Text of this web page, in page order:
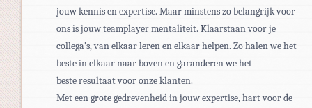
jouw kennis en expertise. Maar minstens zo belangrijk voor
ons is jouw teamplayer mentaliteit. Klaarstaan voor je
collega’s, van elkaar leren en elkaar helpen. Zo halen we het
beste in elkaar naar boven en garanderen we het
beste resultaat voor onze klanten. ​
Met een grote gedrevenheid in jouw expertise, hart voor de